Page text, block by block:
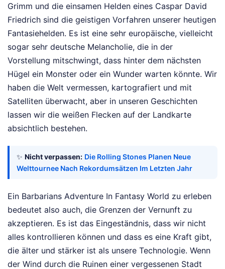
Grimm und die einsamen Helden eines Caspar David
Friedrich sind die geistigen Vorfahren unserer heutigen
Fantasiehelden. Es ist eine sehr europäische, vielleicht
sogar sehr deutsche Melancholie, die in der
Vorstellung mitschwingt, dass hinter dem nächsten
Hügel ein Monster oder ein Wunder warten könnte. Wir
haben die Welt vermessen, kartografiert und mit
Satelliten überwacht, aber in unseren Geschichten
lassen wir die weißen Flecken auf der Landkarte
absichtlich bestehen.
✨ Nicht verpassen: Die Rolling Stones Planen Neue
Welttournee Nach Rekordumsätzen Im Letzten Jahr
Ein Barbarians Adventure In Fantasy World zu erleben
bedeutet also auch, die Grenzen der Vernunft zu
akzeptieren. Es ist das Eingeständnis, dass wir nicht
alles kontrollieren können und dass es eine Kraft gibt,
die älter und stärker ist als unsere Technologie. Wenn
der Wind durch die Ruinen einer vergessenen Stadt